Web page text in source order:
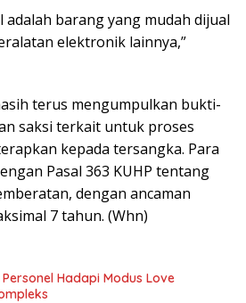
adalah barang yang mudah dijual
elektronik lainnya,”
terus mengumpulkan bukti-
saksi terkait untuk proses
kepada tersangka. Para
Pasal 363 KUHP tentang
dengan ancaman
7 tahun. (Whn)
Hadapi Modus Love